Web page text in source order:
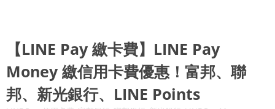
【LINE Pay 繳卡費】LINE Pay
Money 繳信用卡費優惠！富邦、聯
邦、新光銀行、LINE Points